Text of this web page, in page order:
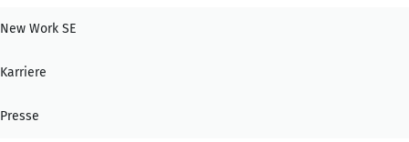
New Work SE
Karriere
Presse